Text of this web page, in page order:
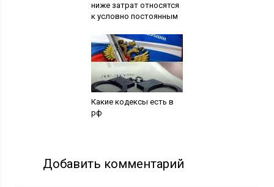
ниже затрат относятся
к условно постоянным
Какие кодексы есть в
рф
Добавить комментарий